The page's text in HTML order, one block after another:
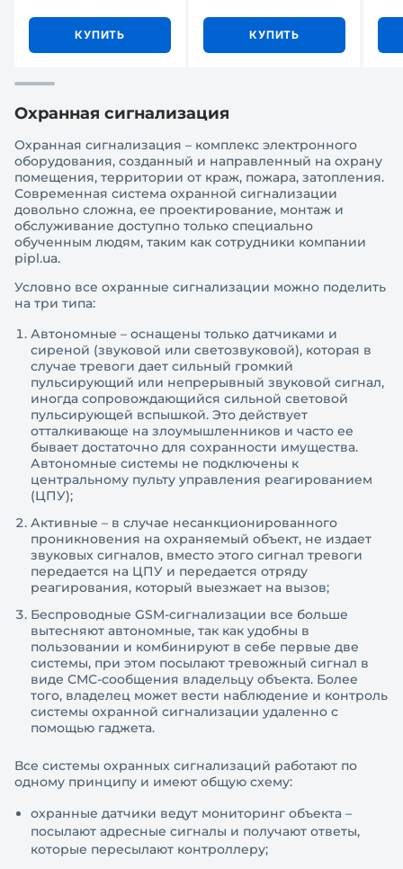
КУПИТЬ КУПИТЬ
Охранная сигнализация
Охранная сигнализация – комплекс электронного
оборудования, созданный и направленный на охрану
помещения, территории от краж, пожара, затопления.
Современная система охранной сигнализации
довольно сложна, ее проектирование, монтаж и
обслуживание доступно только специально
обученным людям, таким как сотрудники компании
pipl.ua.
Условно все охранные сигнализации можно поделить
на три типа:
Автономные – оснащены только датчиками и
сиреной (звуковой или светозвуковой), которая в
случае тревоги дает сильный громкий
пульсирующий или непрерывный звуковой сигнал,
иногда сопровождающийся сильной световой
пульсирующей вспышкой. Это действует
отталкивающе на злоумышленников и часто ее
бывает достаточно для сохранности имущества.
Автономные системы не подключены к
центральному пульту управления реагированием
(ЦПУ);
Активные – в случае несанкционированного
проникновения на охраняемый объект, не издает
звуковых сигналов, вместо этого сигнал тревоги
передается на ЦПУ и передается отряду
реагирования, который выезжает на вызов;
Беспроводные GSM-сигнализации все больше
вытесняют автономные, так как удобны в
пользовании и комбинируют в себе первые две
системы, при этом посылают тревожный сигнал в
виде СМС-сообщения владельцу объекта. Более
того, владелец может вести наблюдение и контроль
системы охранной сигнализации удаленно с
помощью гаджета.
Все системы охранных сигнализаций работают по
одному принципу и имеют общую схему:
охранные датчики ведут мониторинг объекта –
посылают адресные сигналы и получают ответы,
которые пересылают контроллеру;